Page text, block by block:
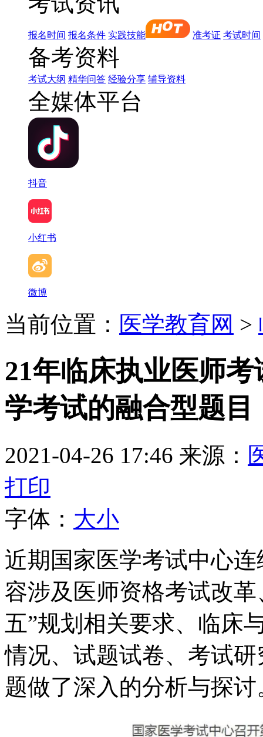
报名时间 报名条件 实践技能 准考证 考试时间
备考资料
考试大纲 精华问答 经验分享 辅导资料
全媒体平台
抖音
小红书
微博
当前位置： 医学教育网 >
21年临床执业医师
学考试的融合型题目
2021-04-26 17:46 来源：
打印
字体： 大小
近期国家医学考试中心
容涉及医师资格考试改
五”规划相关要求、临床
情况、试题试卷、考试
题做了深入的分析与探讨